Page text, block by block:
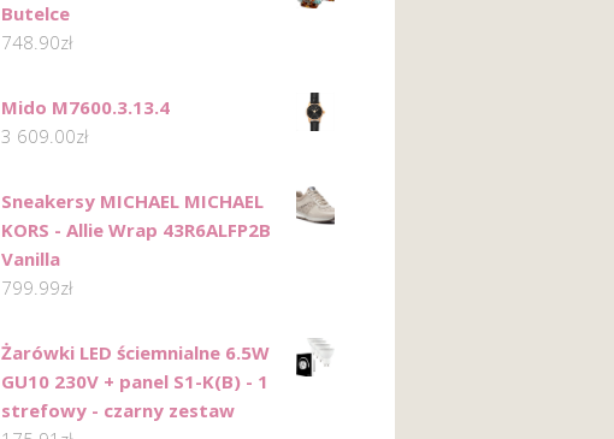
Butelce
748.90zł
Mido M7600.3.13.4
3 609.00zł
Sneakersy MICHAEL MICHAEL
KORS - Allie Wrap 43R6ALFP2B
Vanilla
799.99zł
Żarówki LED ściemnialne 6.5W
GU10 230V + panel S1-K(B) - 1
strefowy - czarny zestaw